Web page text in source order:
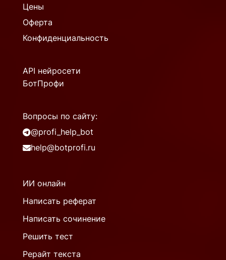
Цены
Оферта
Конфиденциальность
API нейросети
БотПрофи
Вопросы по сайту:
@profi_help_bot
help@botprofi.ru
ИИ онлайн
Написать реферат
Написать сочинение
Решить тест
Рерайт текста